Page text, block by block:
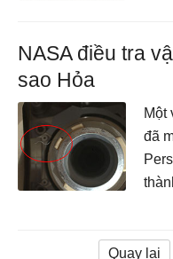
NASA điều tra
sao Hỏa
Một
đã
Quay lại